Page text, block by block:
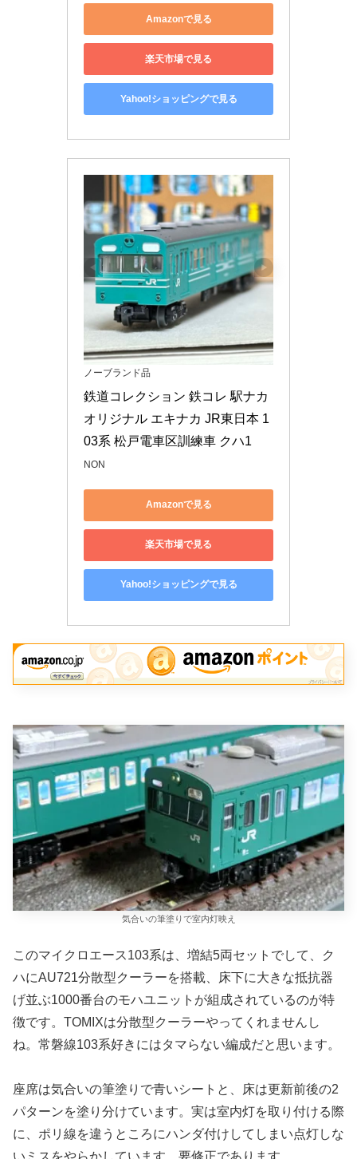
Amazonで見る
楽天市場で見る
Yahoo!ショッピングで見る
ノーブランド品
鉄道コレクション 鉄コレ 駅ナカ
オリジナル エキナカ JR東日本 1
03系 松戸電車区訓練車 クハ1
NON
Amazonで見る
楽天市場で見る
Yahoo!ショッピングで見る
気合いの筆塗りで室内灯映え
このマイクロエース103系は、増結5両セットでして、ク
ハにAU721分散型クーラーを搭載、床下に大きな抵抗器
げ並ぶ1000番台のモハユニットが組成されているのが特
徴です。TOMIXは分散型クーラーやってくれませんし
ね。常磐線103系好きにはタマらない編成だと思います。
座席は気合いの筆塗りで青いシートと、床は更新前後の2
パターンを塗り分けています。実は室内灯を取り付ける際
に、ポリ線を違うところにハンダ付けしてしまい点灯しな